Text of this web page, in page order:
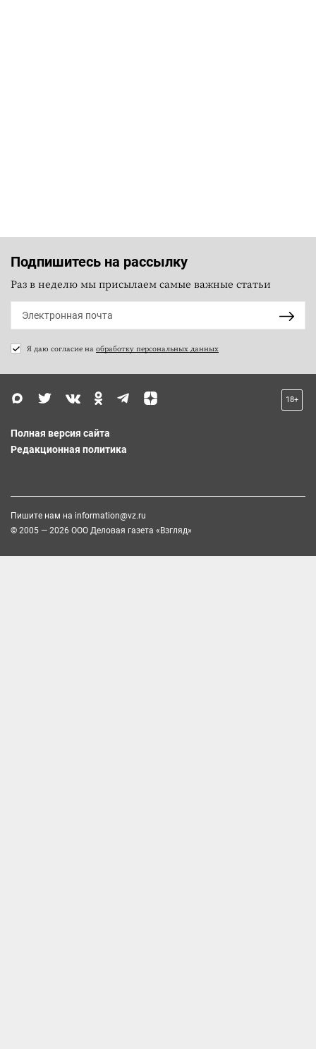
Подпишитесь на рассылку
Раз в неделю мы присылаем самые важные статьи
Я даю согласие на обработку персональных данных
18+
Полная версия сайта
Редакционная политика
Пишите нам на information@vz.ru
© 2005 — 2026 ООО Деловая газета «Взгляд»